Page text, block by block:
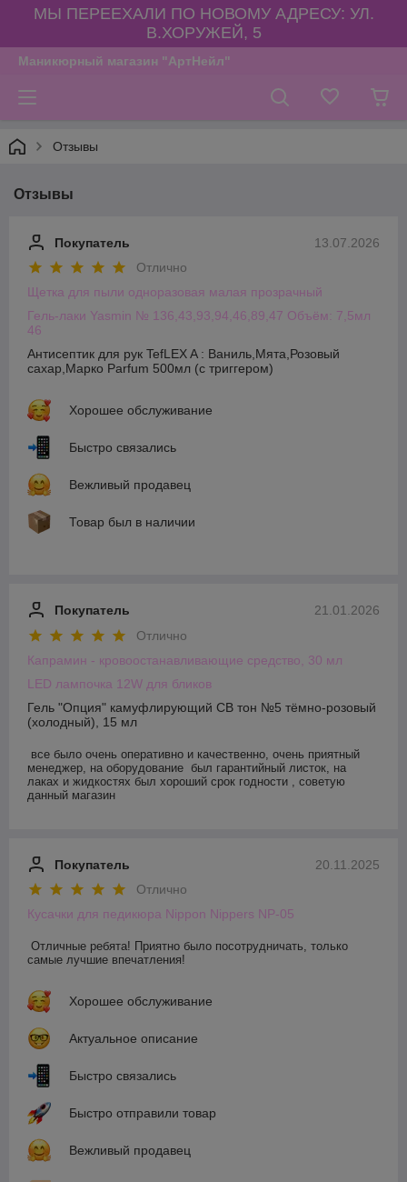
МЫ ПЕРЕЕХАЛИ ПО НОВОМУ АДРЕСУ: УЛ.
В.ХОРУЖЕЙ, 5
Маникюрный магазин "АртНейл"
Отзывы
Отзывы
13.07.2026
Покупатель
Отлично
Щетка для пыли одноразовая малая прозрачный
Гель-лаки Yasmin № 136,43,93,94,46,89,47 Объём: 7,5мл
46
Антисептик для рук TefLEX A : Ваниль,Мята,Розовый
сахар,Марко Parfum 500мл (с триггером)
Хорошее обслуживание
Быстро связались
Вежливый продавец
Товар был в наличии
21.01.2026
Покупатель
Отлично
Капрамин - кровоостанавливающие средство, 30 мл
LED лампочка 12W для бликов
Гель "Опция" камуфлирующий СВ тон №5 тёмно-розовый
(холодный), 15 мл
все было очень оперативно и качественно, очень приятный
менеджер, на оборудование  был гарантийный листок, на
лаках и жидкостях был хороший срок годности , советую
данный магазин
20.11.2025
Покупатель
Отлично
Кусачки для педикюра Nippon Nippers NP-05
Отличные ребята! Приятно было посотрудничать, только
самые лучшие впечатления!
Хорошее обслуживание
Актуальное описание
Быстро связались
Быстро отправили товар
Вежливый продавец